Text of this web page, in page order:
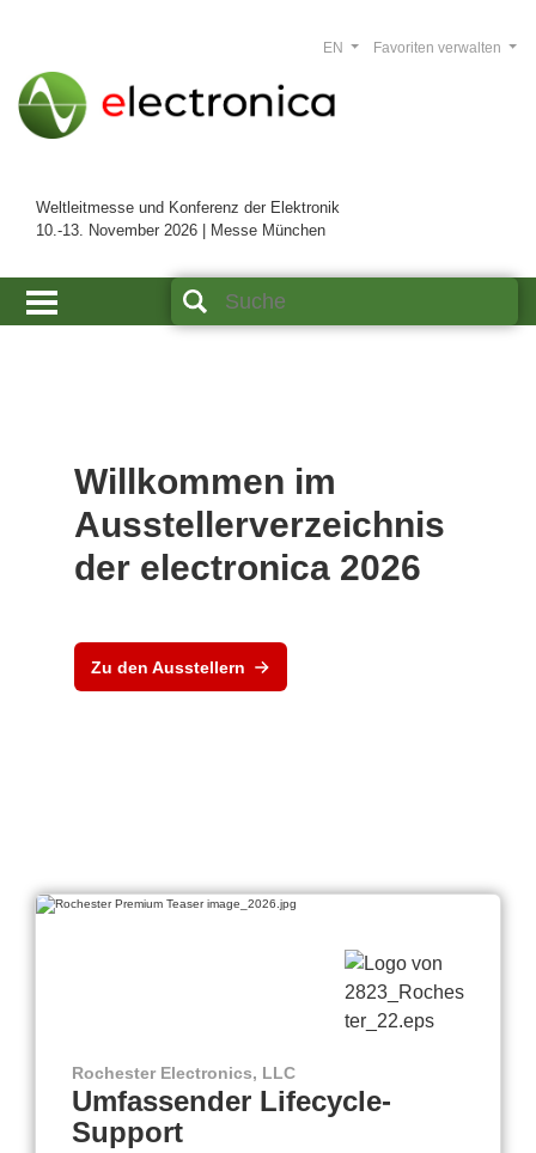
Weltleitmesse und Konferenz der Elektronik
10.-13. November 2026 | Messe München
Favoriten verwalten
EN
Willkommen im
Ausstellerverzeichnis
der electronica 2026
Zu den Ausstellern
Rochester Electronics, LLC
Umfassender Lifecycle-
Support